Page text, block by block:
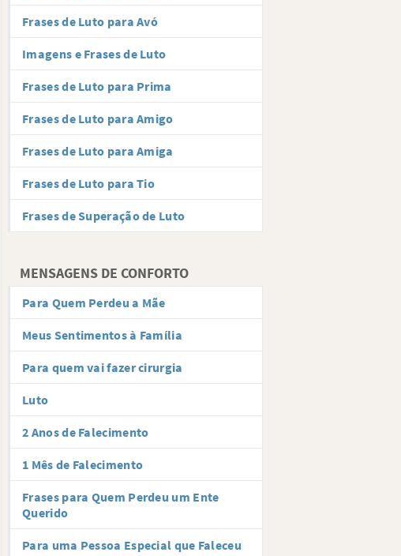
Frases de Luto para Avó
Imagens e Frases de Luto
Frases de Luto para Prima
Frases de Luto para Amigo
Frases de Luto para Amiga
Frases de Luto para Tio
Frases de Superação de Luto
MENSAGENS DE CONFORTO
Para Quem Perdeu a Mãe
Meus Sentimentos à Família
Para quem vai fazer cirurgia
Luto
2 Anos de Falecimento
1 Mês de Falecimento
Frases para Quem Perdeu um Ente
Querido
Para uma Pessoa Especial que Faleceu